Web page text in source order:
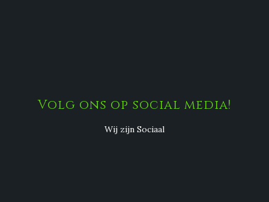
Volg ons op social media!
Wij zijn Sociaal